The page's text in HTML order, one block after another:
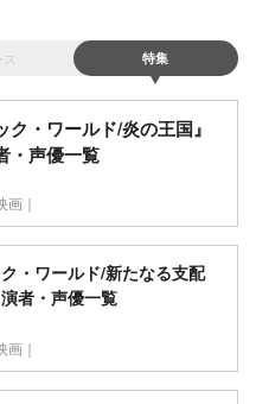
ス 特集
・ワールド/炎の王国』
・声優一覧
画｜
・ワールド/新たなる支配
者・声優一覧
画｜